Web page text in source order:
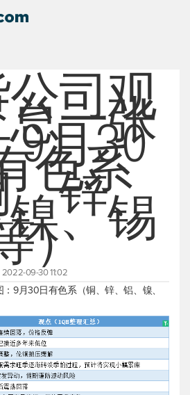
司观
一张
9月30
色系
锌、
、锡
）
2022-09-30 11:02
9月30日有色系（铜、锌、铝、镍、